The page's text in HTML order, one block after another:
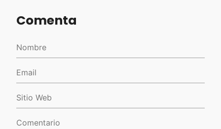
Comenta